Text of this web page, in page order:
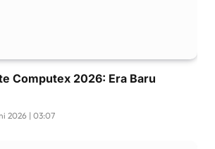
Computex 2026: Era Baru
2026 | 03:07